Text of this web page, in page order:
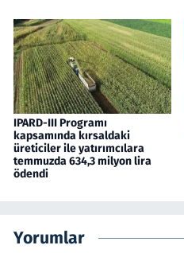
IPARD-III Programı
kapsamında kırsaldaki
üreticiler ile yatırımcılara
temmuzda 634,3 milyon lira
ödendi
Yorumlar